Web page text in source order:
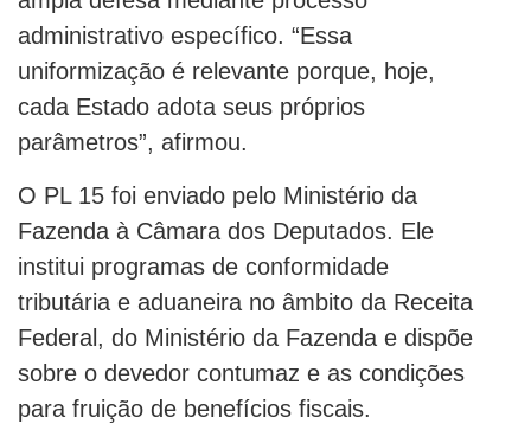
administrativo específico. “Essa
uniformização é relevante porque, hoje,
cada Estado adota seus próprios
parâmetros”, afirmou.
O PL 15 foi enviado pelo Ministério da
Fazenda à Câmara dos Deputados. Ele
institui programas de conformidade
tributária e aduaneira no âmbito da Receita
Federal, do Ministério da Fazenda e dispõe
sobre o devedor contumaz e as condições
para fruição de benefícios fiscais.